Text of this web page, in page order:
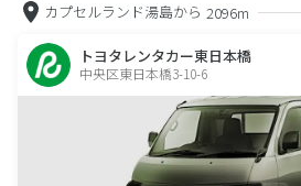
カプセルランド湯島から 2096m
トヨタレンタカー東日本橋
中央区東日本橋3-10-6